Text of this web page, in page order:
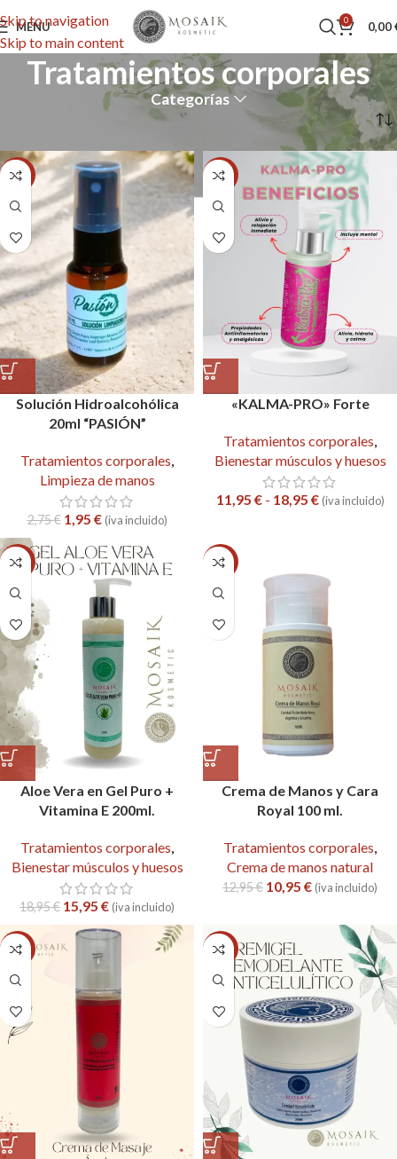
Skip to navigation
Skip to main content
MENU 0 0,00
Tratamientos corporales
Categorías
Tratamientos corporales
-29%
Solución Hidroalcohólica
20ml “PASIÓN”
Tratamientos corporales,
Limpieza de manos
2,75€ 1,95 € (iva incluido)
-14%
«KALMA-PRO» Forte
Tratamientos corporales,
Bienestar músculos y huesos
11,95 € - 18,95 € (iva incluido)
-16%
Aloe Vera en Gel Puro +
Vitamina E 200ml.
Tratamientos corporales,
Bienestar músculos y huesos
18,95€ 15,95 € (iva incluido)
-15%
Crema de Manos y Cara
Royal 100 ml.
Tratamientos corporales,
Crema de manos natural
12,95€ 10,95 € (iva incluido)
-14% -25%